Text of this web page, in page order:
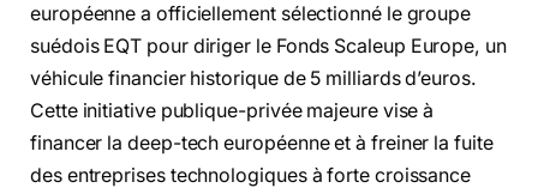
européenne a officiellement sélectionné le groupe
suédois EQT pour diriger le Fonds Scaleup Europe, un
véhicule financier historique de 5 milliards d’euros.
Cette initiative publique-privée majeure vise à
financer la deep-tech européenne et à freiner la fuite
des entreprises technologiques à forte croissance